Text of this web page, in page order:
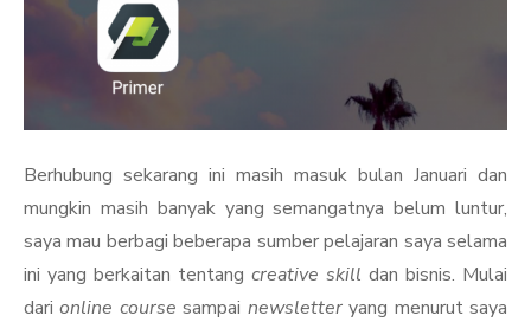
Berhubung sekarang ini masih masuk bulan Januari dan
mungkin masih banyak yang semangatnya belum luntur,
saya mau berbagi beberapa sumber pelajaran saya selama
ini yang berkaitan tentang creative skill dan bisnis. Mulai
darionline course sampai newsletteryang menurut saya